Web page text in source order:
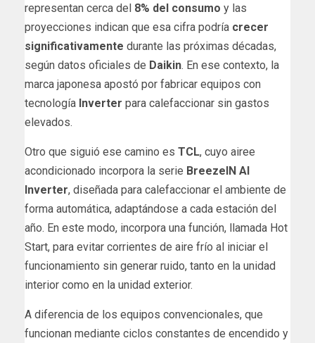
representan cerca del 8% del consumo y las
proyecciones indican que esa cifra podría crecer
significativamente durante las próximas décadas,
según datos oficiales de Daikin. En ese contexto, la
marca japonesa apostó por fabricar equipos con
tecnología Inverter para calefaccionar sin gastos
elevados.
Otro que siguió ese camino es TCL, cuyo airee
acondicionado incorpora la serie BreezeIN AI
Inverter, diseñada para calefaccionar el ambiente de
forma automática, adaptándose a cada estación del
año. En este modo, incorpora una función, llamada Hot
Start, para evitar corrientes de aire frío al iniciar el
funcionamiento sin generar ruido, tanto en la unidad
interior como en la unidad exterior.
A diferencia de los equipos convencionales, que
funcionan mediante ciclos constantes de encendido y